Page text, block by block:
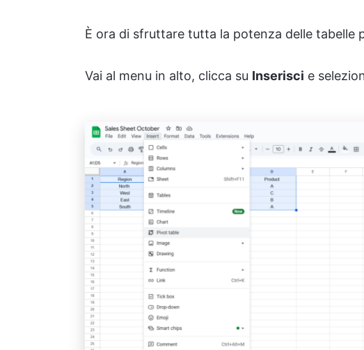
È ora di sfruttare tutta la potenza delle tabelle
Vai al menu in alto, clicca su Inserisci e